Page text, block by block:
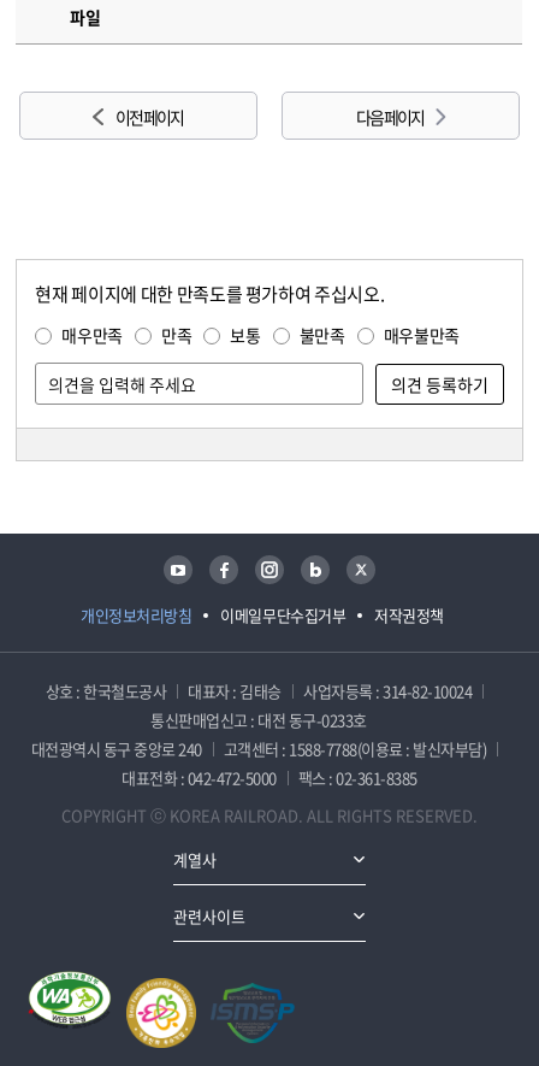
파일
이전 페이지 다음 페이지
현재 페이지에 대한 만족도를 평가하여 주십시오.
매우만족 만족 보통 불만족 매우불만족
개인정보처리방침 이메일무단수집거부 저작권정책
유튜브 페이스북 인스타그램 블로그 트위터
상호 : 한국철도공사 대표자 : 김태승
사업자등록 : 314-82-10024
통신판매업신고 : 대전 동구-0233호
대전광역시 동구 중앙로 240
고객센터 : 1588-7788(이용료 : 발신자부담)
대표전화 : 042-472-5000
팩스 : 02-361-8385
COPYRIGHT ⓒ KOREA RAILROAD. ALL RIGHTS RESERVED.
계열사
관련사이트